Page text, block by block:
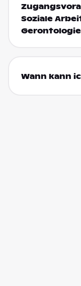
Soziale
Wann kann